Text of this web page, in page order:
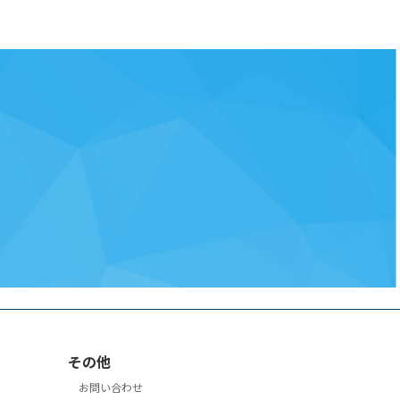
その他
お問い合わせ